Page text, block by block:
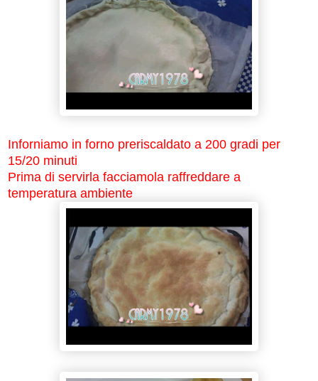
Inforniamo in forno preriscaldato a 200 gradi per
15/20 minuti
Prima di servirla facciamola raffreddare a
temperatura ambiente